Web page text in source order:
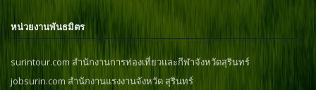
หน่วยงานพันธมิตร
surintour.com สำนักงานการท่องเที่ยวและกีฬาจังหวัดสุรินทร์
jobsurin.com สำนักงานแรงงานจังหวัด สุรินทร์